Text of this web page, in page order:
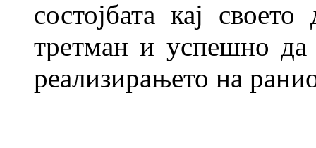
состојбата кај
третман и успешно да
реализирањето на